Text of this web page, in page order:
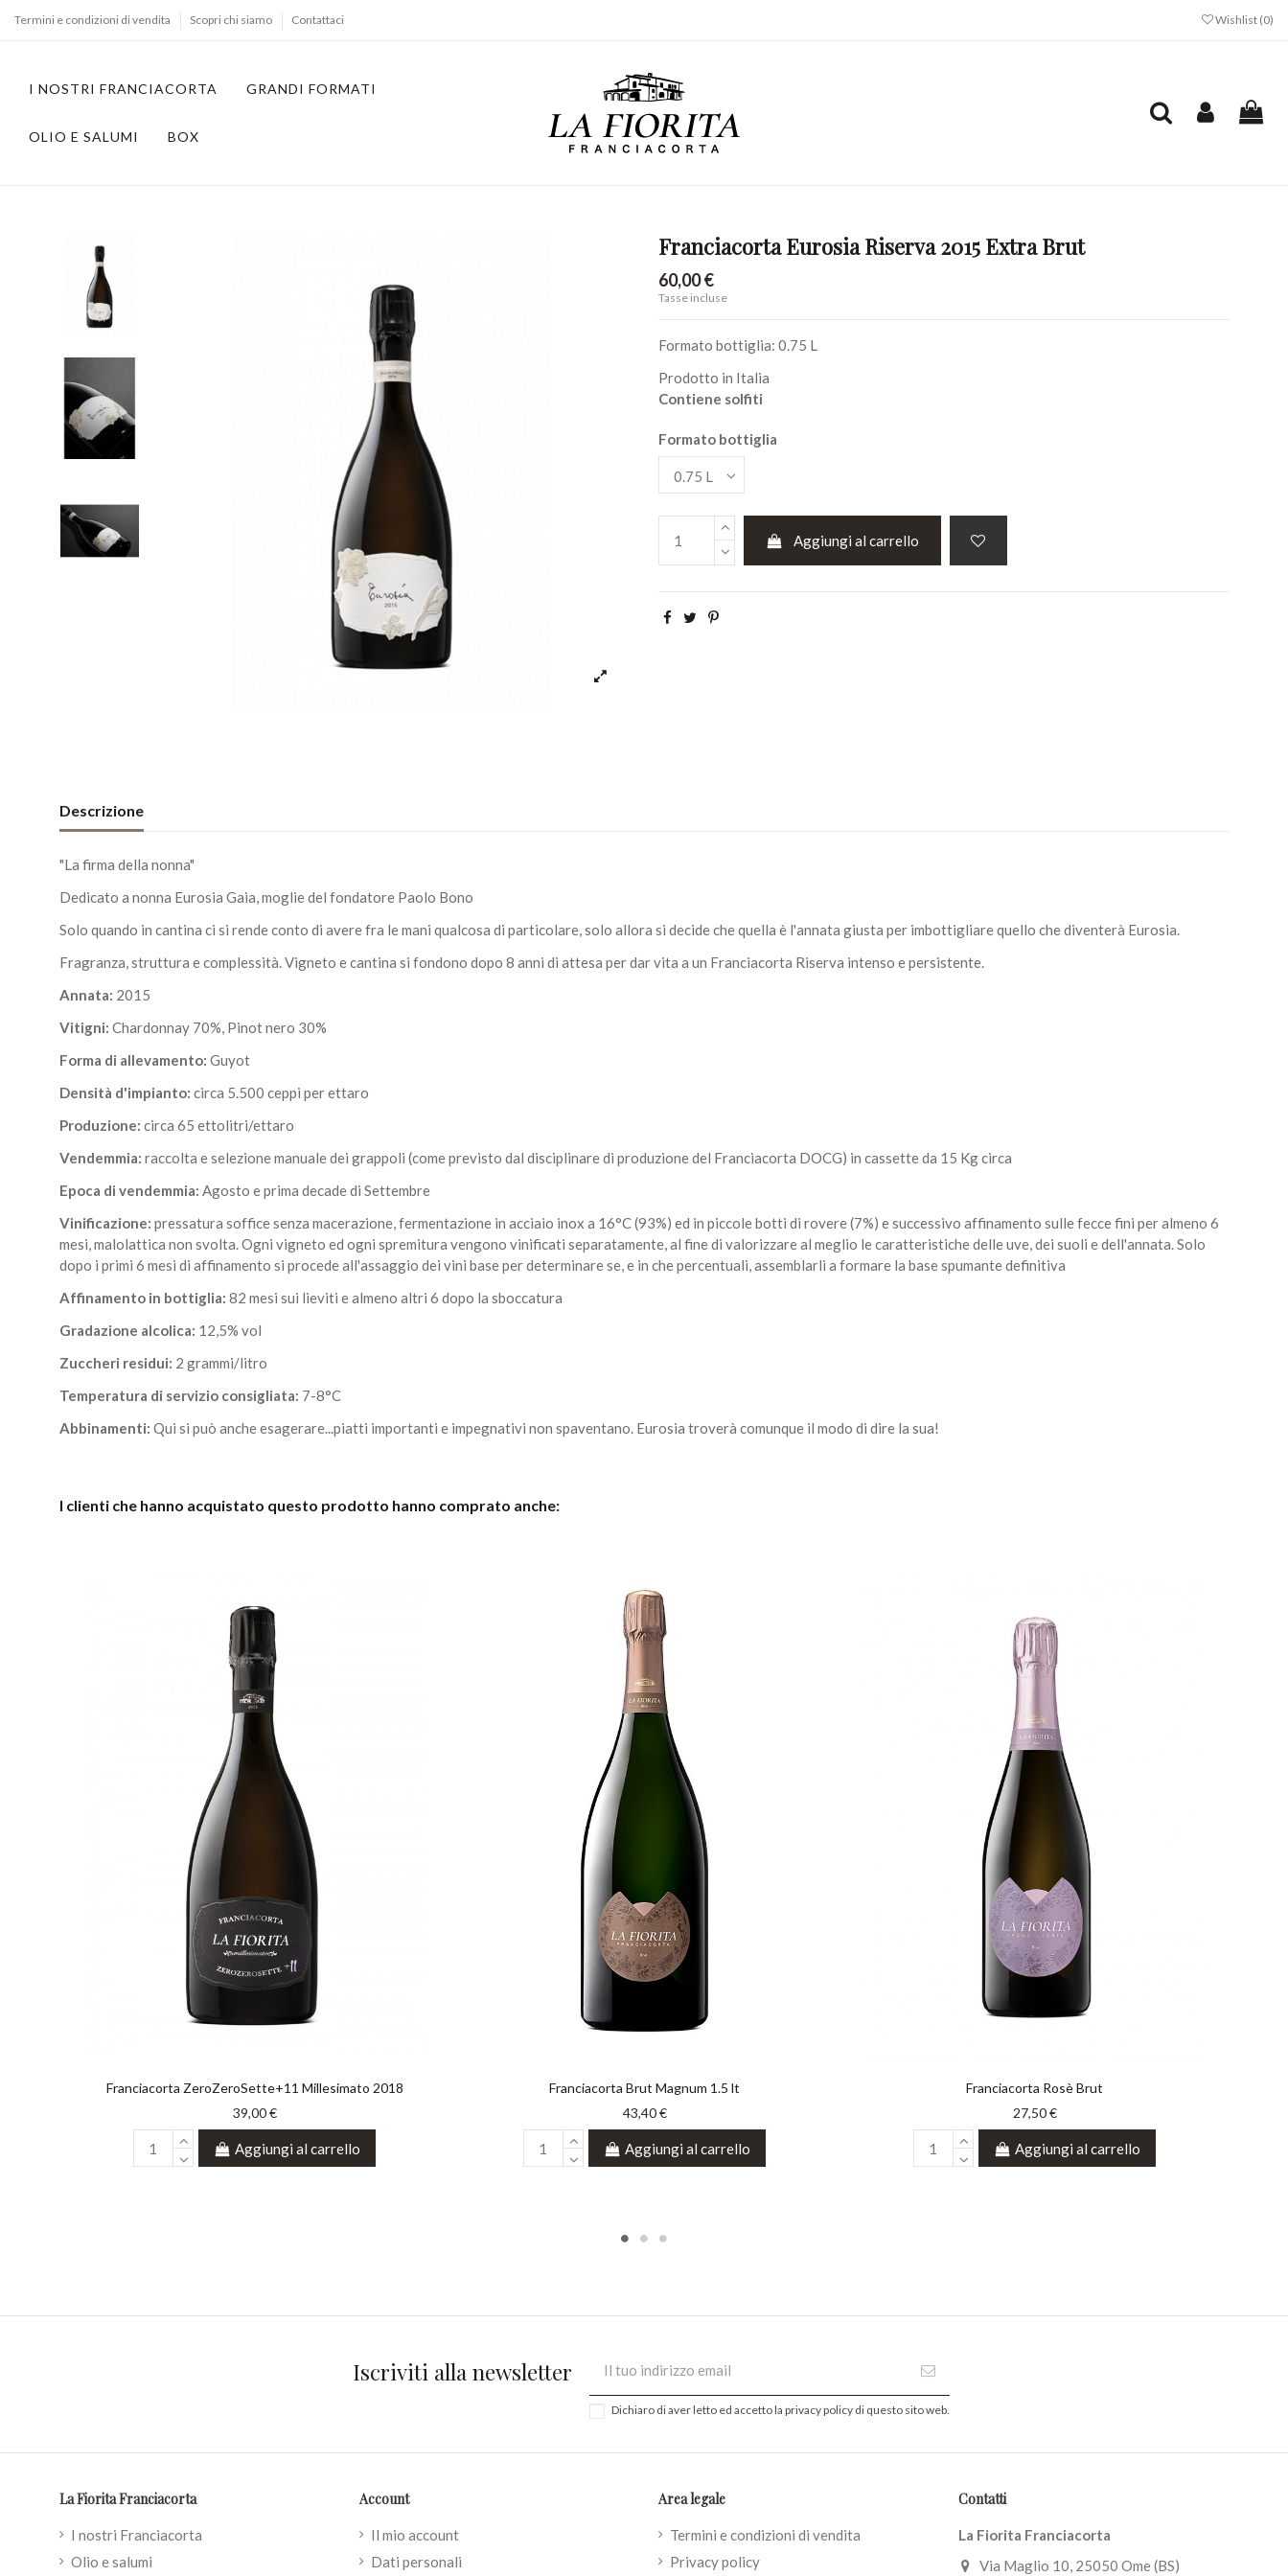
Termini e condizioni di vendita Scopri chi siamo Contattaci Wishlist (0)
I NOSTRI FRANCIACORTA GRANDI FORMATI
OLIO E SALUMI BOX
Franciacorta Eurosia Riserva 2015 Extra Brut
60,00 €
Tasse incluse
Formato bottiglia: 0.75 L
Prodotto in Italia
Contiene solfiti
Formato bottiglia
Aggiungi al carrello
Descrizione
"La firma della nonna"
Dedicato a nonna Eurosia Gaia, moglie del fondatore Paolo Bono
Solo quando in cantina ci si rende conto di avere fra le mani qualcosa di particolare, solo allora si decide che quella è l'annata giusta per imbottigliare quello che diventerà Eurosia.
Fragranza, struttura e complessità. Vigneto e cantina si fondono dopo 8 anni di attesa per dar vita a un Franciacorta Riserva intenso e persistente.
Annata: 2015
Vitigni: Chardonnay 70%, Pinot nero 30%
Forma di allevamento: Guyot
Densità d'impianto: circa 5.500 ceppi per ettaro
Produzione: circa 65 ettolitri/ettaro
Vendemmia: raccolta e selezione manuale dei grappoli (come previsto dal disciplinare di produzione del Franciacorta DOCG) in cassette da 15 Kg circa
Epoca di vendemmia: Agosto e prima decade di Settembre
Vinificazione: pressatura soffice senza macerazione, fermentazione in acciaio inox a 16°C (93%) ed in piccole botti di rovere (7%) e successivo affinamento sulle fecce fini per almeno 6
mesi, malolattica non svolta. Ogni vigneto ed ogni spremitura vengono vinificati separatamente, al fine di valorizzare al meglio le caratteristiche delle uve, dei suoli e dell'annata. Solo
dopo i primi 6 mesi di affinamento si procede all'assaggio dei vini base per determinare se, e in che percentuali, assemblarli a formare la base spumante definitiva
Affinamento in bottiglia: 82 mesi sui lieviti e almeno altri 6 dopo la sboccatura
Gradazione alcolica: 12,5% vol
Zuccheri residui: 2 grammi/litro
Temperatura di servizio consigliata: 7-8°C
Abbinamenti: Qui si può anche esagerare...piatti importanti e impegnativi non spaventano. Eurosia troverà comunque il modo di dire la sua!
I clienti che hanno acquistato questo prodotto hanno comprato anche:
Franciacorta ZeroZeroSette+11 Millesimato 2018
39,00 €
Aggiungi al carrello
Franciacorta Brut Magnum 1.5 lt
43,40 €
Aggiungi al carrello
Franciacorta Rosè Brut
27,50 €
Aggiungi al carrello
Iscriviti alla newsletter
Dichiaro di aver letto ed accetto laprivacy policy di questo sito web.
La Fiorita Franciacorta
I nostri Franciacorta
Olio e salumi
Account
Il mio account
Dati personali
Area legale
Termini e condizioni di vendita
Privacy policy
Contatti
La Fiorita Franciacorta
Via Maglio 10, 25050 Ome (BS)